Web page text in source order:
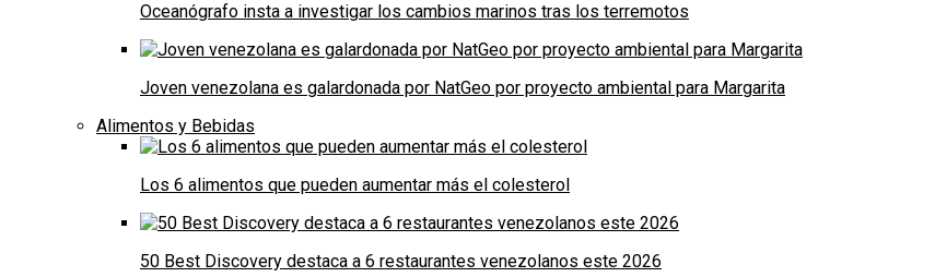
Oceanógrafo insta a investigar los cambios marinos tras los terremotos
Joven venezolana es galardonada por NatGeo por proyecto ambiental para Margarita
Alimentos y Bebidas
Los 6 alimentos que pueden aumentar más el colesterol
50 Best Discovery destaca a 6 restaurantes venezolanos este 2026